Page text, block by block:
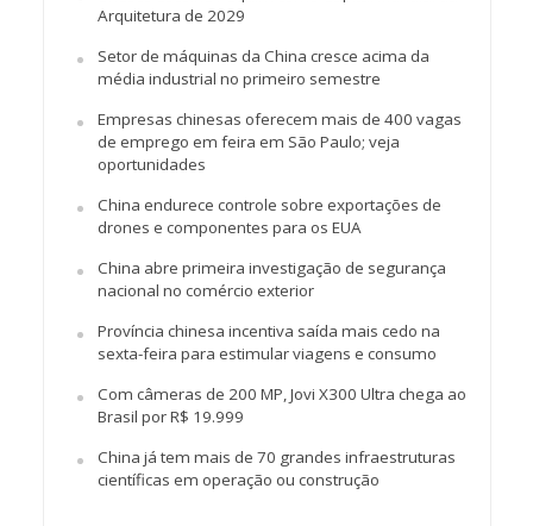
Arquitetura de 2029
Setor de máquinas da China cresce acima da
média industrial no primeiro semestre
Empresas chinesas oferecem mais de 400 vagas
de emprego em feira em São Paulo; veja
oportunidades
China endurece controle sobre exportações de
drones e componentes para os EUA
China abre primeira investigação de segurança
nacional no comércio exterior
Província chinesa incentiva saída mais cedo na
sexta-feira para estimular viagens e consumo
Com câmeras de 200 MP, Jovi X300 Ultra chega ao
Brasil por R$ 19.999
China já tem mais de 70 grandes infraestruturas
científicas em operação ou construção